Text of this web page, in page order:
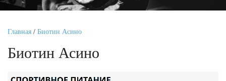
Главная / Биотин Асино
Биотин Асино